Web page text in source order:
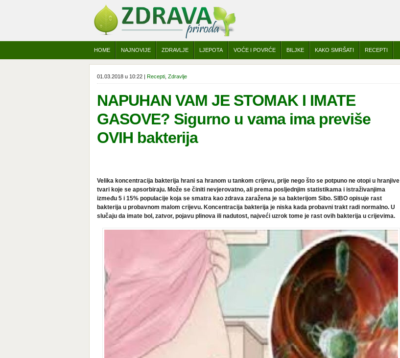
HOME NAJNOVIJE ZDRAVLJE LJEPOTA VOĆE I POVRĆE BILJKE KAKO SMRŠATI RECEPTI
01.03.2018 u 10:22 | Recepti Zdravlje
NAPUHAN VAM JE STOMAK I IMATE
GASOVE? Sigurno u vama ima previše
OVIH bakterija
Velika koncentracija bakterija hrani sa hranom u tankom crijevu, prije nego što se potpuno ne otopi u hranjive
tvari koje se apsorbiraju. Može se činiti nevjerovatno, ali prema posljednjim statistikama i istraživanjima
između 5 i 15% populacije koja se smatra kao zdrava zaražena je sa bakterijom Sibo. SIBO opisuje rast
bakterija u probavnom malom crijevu. Koncentracija bakterija je niska kada probavni trakt radi normalno. U
slučaju da imate bol, zatvor, pojavu plinova ili nadutost, najveći uzrok tome je rast ovih bakterija u crijevima.